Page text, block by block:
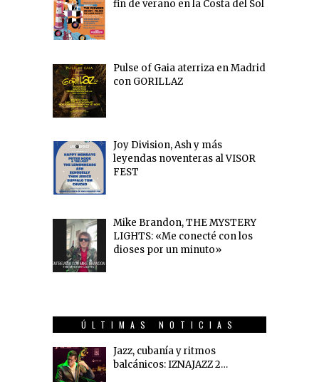
fin de verano en la Costa del Sol
Pulse of Gaia aterriza en Madrid
con GORILLAZ
Joy Division, Ash y más
leyendas noventeras al VISOR
FEST
Mike Brandon, THE MYSTERY
LIGHTS: «Me conecté con los
dioses por un minuto»
ÚLTIMAS NOTICIAS
Jazz, cubanía y ritmos
balcánicos: IZNAJAZZ 2…